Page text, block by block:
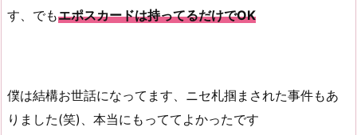
す、でもエポスカードは持ってるだけでOK
僕は結構お世話になってます、ニセ札掴まされた事件もあ
りました(笑)、本当にもっててよかったです